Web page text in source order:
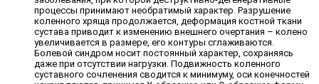
процессы принимают необратимый характер. Разрушение
коленного хряща продолжается, деформация костной ткани
сустава приводит к изменению внешнего очертания – колено
увеличивается в размере, его контуры сглаживаются.
Болевой синдром носит постоянный характер, сохраняясь
даже при отсутствии нагрузки. Подвижность коленного
суставного сочленения сводится к минимуму, оси конечностей